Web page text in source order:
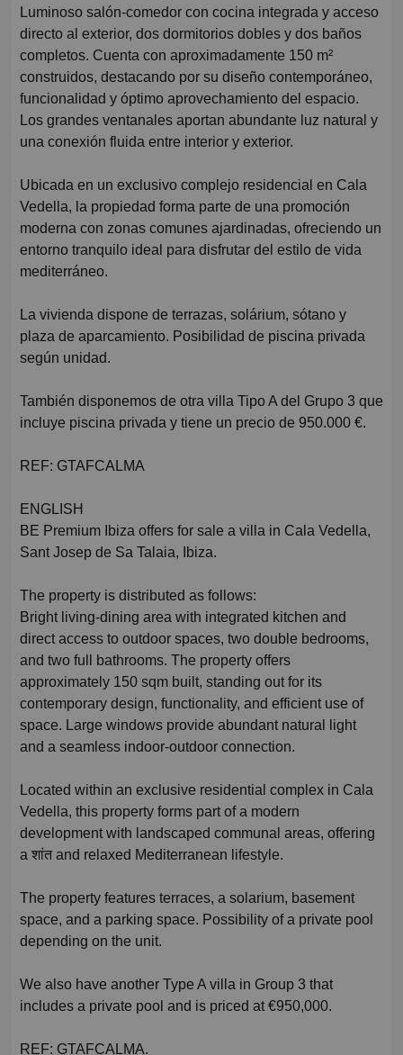
Luminoso salón-comedor con cocina integrada y acceso
directo al exterior, dos dormitorios dobles y dos baños
completos. Cuenta con aproximadamente 150 m²
construidos, destacando por su diseño contemporáneo,
funcionalidad y óptimo aprovechamiento del espacio.
Los grandes ventanales aportan abundante luz natural y
una conexión fluida entre interior y exterior.
Ubicada en un exclusivo complejo residencial en Cala
Vedella, la propiedad forma parte de una promoción
moderna con zonas comunes ajardinadas, ofreciendo un
entorno tranquilo ideal para disfrutar del estilo de vida
mediterráneo.
La vivienda dispone de terrazas, solárium, sótano y
plaza de aparcamiento. Posibilidad de piscina privada
según unidad.
También disponemos de otra villa Tipo A del Grupo 3 que
incluye piscina privada y tiene un precio de 950.000 €.
REF: GTAFCALMA
ENGLISH
BE Premium Ibiza offers for sale a villa in Cala Vedella,
Sant Josep de Sa Talaia, Ibiza.
The property is distributed as follows:
Bright living-dining area with integrated kitchen and
direct access to outdoor spaces, two double bedrooms,
and two full bathrooms. The property offers
approximately 150 sqm built, standing out for its
contemporary design, functionality, and efficient use of
space. Large windows provide abundant natural light
and a seamless indoor-outdoor connection.
Located within an exclusive residential complex in Cala
Vedella, this property forms part of a modern
development with landscaped communal areas, offering
a शांत and relaxed Mediterranean lifestyle.
The property features terraces, a solarium, basement
space, and a parking space. Possibility of a private pool
depending on the unit.
We also have another Type A villa in Group 3 that
includes a private pool and is priced at €950,000.
REF: GTAFCALMA.